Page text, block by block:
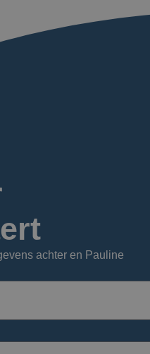
achter en Pauline